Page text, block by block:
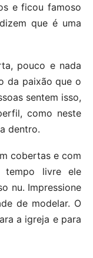
e ficou famoso
que é uma
pouco e nada
da paixão que o
sentem isso,
como neste
dentro.
cobertas e com
tempo livre ele
nu. Impressione
de modelar. O
a igreja e para